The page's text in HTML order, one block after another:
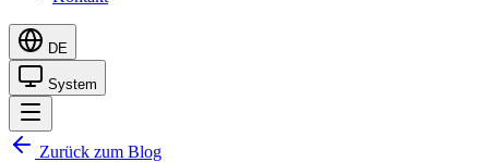
DE
System
Zurück zum Blog